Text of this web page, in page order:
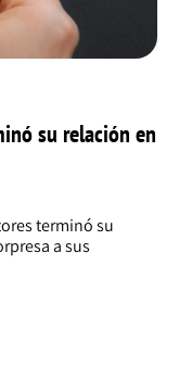
su relación en
terminó su
a sus